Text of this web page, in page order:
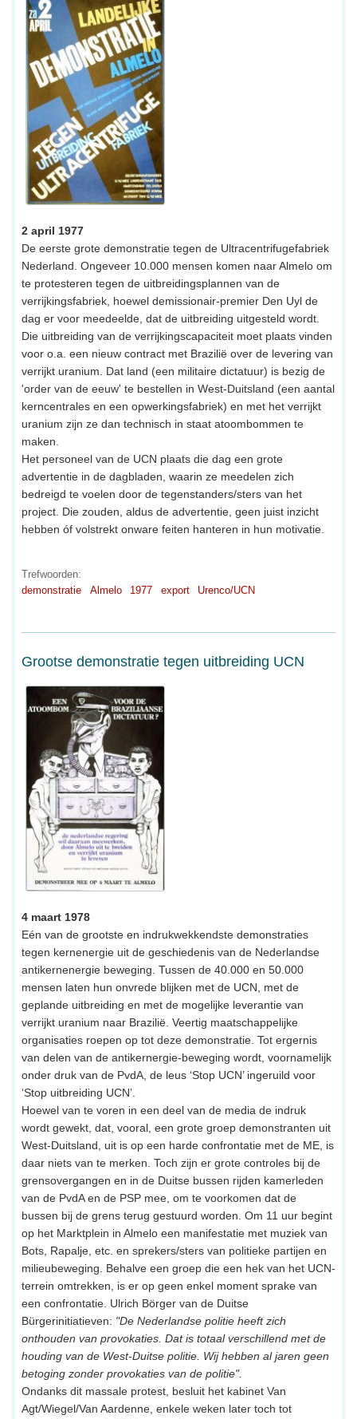
2 april 1977
De eerste grote demonstratie tegen de Ultracentrifugefabriek
Nederland. Ongeveer 10.000 mensen komen naar Almelo om
te protesteren tegen de uitbreidingsplannen van de
verrijkingsfabriek, hoewel demissionair-premier Den Uyl de
dag er voor meedeelde, dat de uitbreiding uitgesteld wordt.
Die uitbreiding van de verrijkingscapaciteit moet plaats vinden
voor o.a. een nieuw contract met Brazilië over de levering van
verrijkt uranium. Dat land (een militaire dictatuur) is bezig de
'order van de eeuw' te bestellen in West-Duitsland (een aantal
kerncentrales en een opwerkingsfabriek) en met het verrijkt
uranium zijn ze dan technisch in staat atoombommen te
maken.
Het personeel van de UCN plaats die dag een grote
advertentie in de dagbladen, waarin ze meedelen zich
bedreigd te voelen door de tegenstanders/sters van het
project. Die zouden, aldus de advertentie, geen juist inzicht
hebben óf volstrekt onware feiten hanteren in hun motivatie.
Trefwoorden:
demonstratie
Almelo 1977 export Urenco/UCN
Grootse demonstratie tegen uitbreiding UCN
4 maart 1978
Eén van de grootste en indrukwekkendste demonstraties
tegen kernenergie uit de geschiedenis van de Nederlandse
antikernenergie beweging. Tussen de 40.000 en 50.000
mensen laten hun onvrede blijken met de UCN, met de
geplande uitbreiding en met de mogelijke leverantie van
verrijkt uranium naar Brazilië. Veertig maatschappelijke
organisaties roepen op tot deze demonstratie. Tot ergernis
van delen van de antikernergie-beweging wordt, voornamelijk
onder druk van de PvdA, de leus ‘Stop UCN’ ingeruild voor
‘Stop uitbreiding UCN’.
Hoewel van te voren in een deel van de media de indruk
wordt gewekt, dat, vooral, een grote groep demonstranten uit
West-Duitsland, uit is op een harde confrontatie met de ME, is
daar niets van te merken. Toch zijn er grote controles bij de
grensovergangen en in de Duitse bussen rijden kamerleden
van de PvdA en de PSP mee, om te voorkomen dat de
bussen bij de grens terug gestuurd worden. Om 11 uur begint
op het Marktplein in Almelo een manifestatie met muziek van
Bots, Rapalje, etc. en sprekers/sters van politieke partijen en
milieubeweging. Behalve een groep die een hek van het UCN-
terrein omtrekken, is er op geen enkel moment sprake van
een confrontatie. Ulrich Börger van de Duitse
Bürgerinitiatieven: "De Nederlandse politie heeft zich
onthouden van provokaties. Dat is totaal verschillend met de
houding van de West-Duitse politie. Wij hebben al jaren geen
betoging zonder provokaties van de politie".
Ondanks dit massale protest, besluit het kabinet Van
Agt/Wiegel/Van Aardenne, enkele weken later toch tot